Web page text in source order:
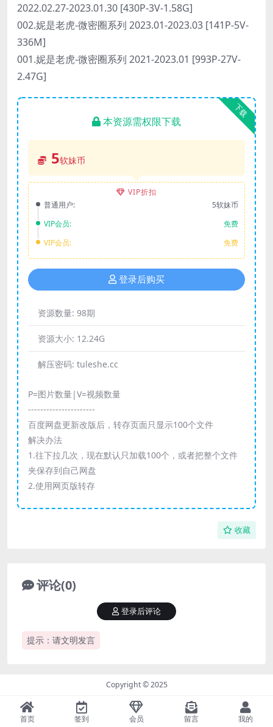
2022.02.27-2023.01.30 [430P-3V-1.58G]
002.妮是老虎-微密圈系列 2023.01-2023.03 [141P-5V-
336M]
001.妮是老虎-微密圈系列 2021-2023.01 [993P-27V-
2.47G]
下载
本资源需权限下载
5软妹币
VIP折扣
普通用户:
5软妹币
VIP会员:
免费
VIP会员:
免费
登录后购买
资源数量: 98期
资源大小: 12.24G
解压密码: tuleshe.cc
P=图片数量|V=视频数量
----------------------
百度网盘更新改版后，转存页面只显示100个文件
解决办法
1.往下拉几次，现在默认只加载100个，或者把整个文件
夹保存到自己网盘
2.使用网页版转存
收藏
评论(0)
提示：请文明发言
登录后评论
Copyright © 2025
首页 签到 会员 留言 我的